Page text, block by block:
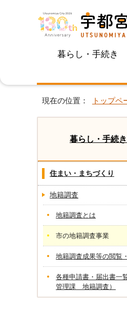
暮らし・手続き
現在の位置： トップペ
暮らし・手続き
住まい・まちづくり
地籍調査
地籍調査とは
市の地籍調査事業
地籍調査成果等の閲覧
各種申請書・届出書一
管理課 地籍調査）